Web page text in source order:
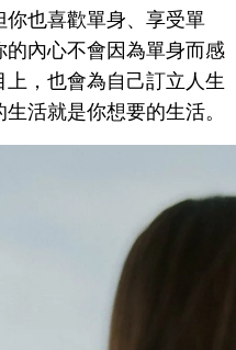
也喜歡單身、享受單
內心不會因為單身而感
，也會為自己訂立人生
活就是你想要的生活。